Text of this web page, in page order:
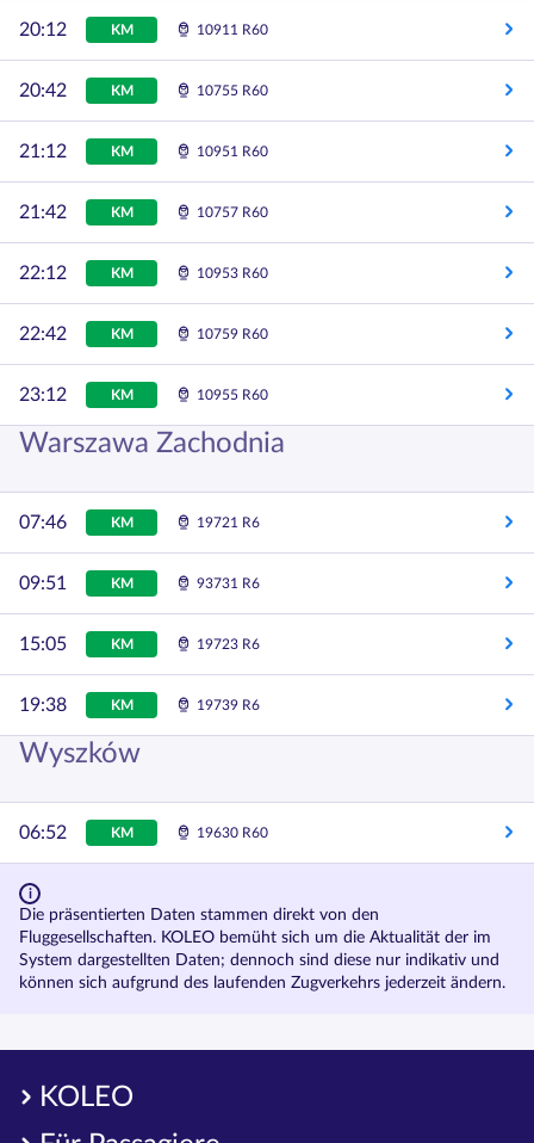
20:12 KM 10911 R60
20:42 KM 10755 R60
21:12 KM 10951 R60
21:42 KM 10757 R60
22:12 KM 10953 R60
22:42 KM 10759 R60
23:12 KM 10955 R60
Warszawa Zachodnia
07:46 KM 19721 R6
09:51 KM 93731 R6
15:05 KM 19723 R6
19:38 KM 19739 R6
Wyszków
06:52 KM 19630 R60
Die präsentierten Daten stammen direkt von den
Fluggesellschaften. KOLEO bemüht sich um die Aktualität der im
System dargestellten Daten; dennoch sind diese nur indikativ und
können sich aufgrund des laufenden Zugverkehrs jederzeit ändern.
KOLEO